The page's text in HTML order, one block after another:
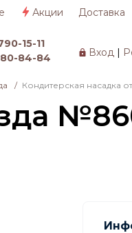
Акции Доставка
Вход|
15-11
84-84
/ Кондитерская насадка